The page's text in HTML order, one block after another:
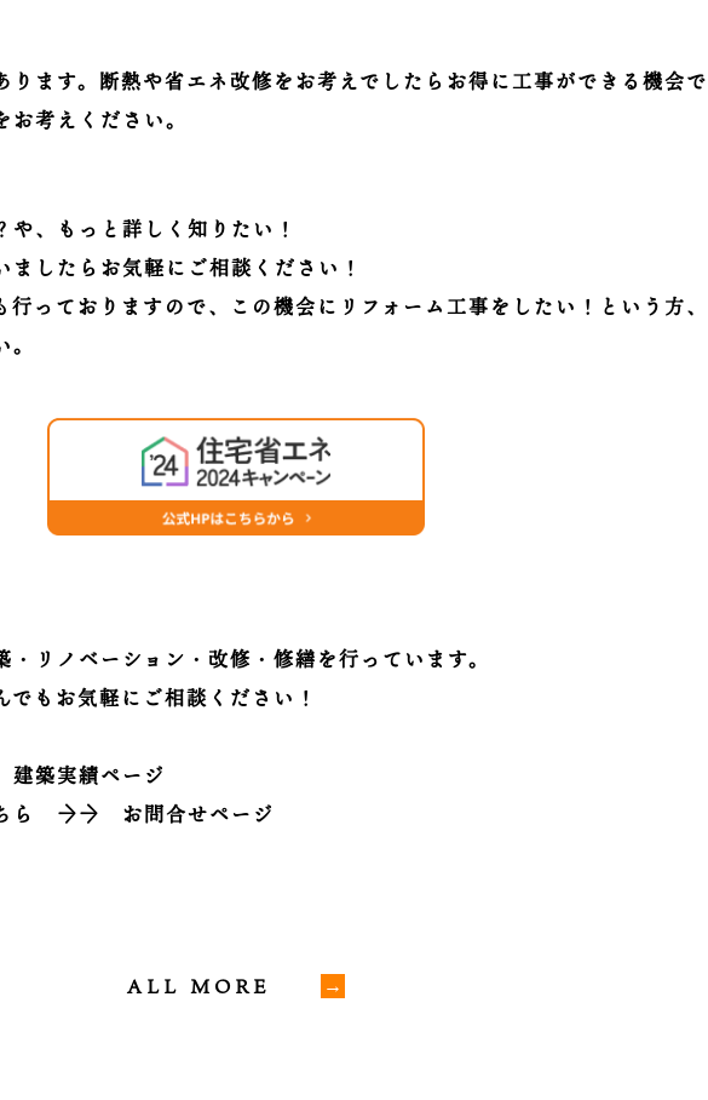
ります。断熱や省エネ改修をお考えでしたらお得に工事ができる機会で
考えください。
、もっと詳しく知りたい！
したらお気軽にご相談ください！
っておりますので、この機会にリフォーム工事をしたい！という方、
リノベーション・改修・修繕を行っています。
もお気軽にご相談ください！
建築実績ページ
ら
→→ お問合せページ
ALL MORE